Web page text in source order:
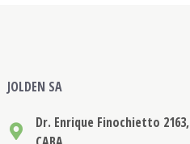
JOLDEN SA
Dr. Enrique Finochietto 2163,